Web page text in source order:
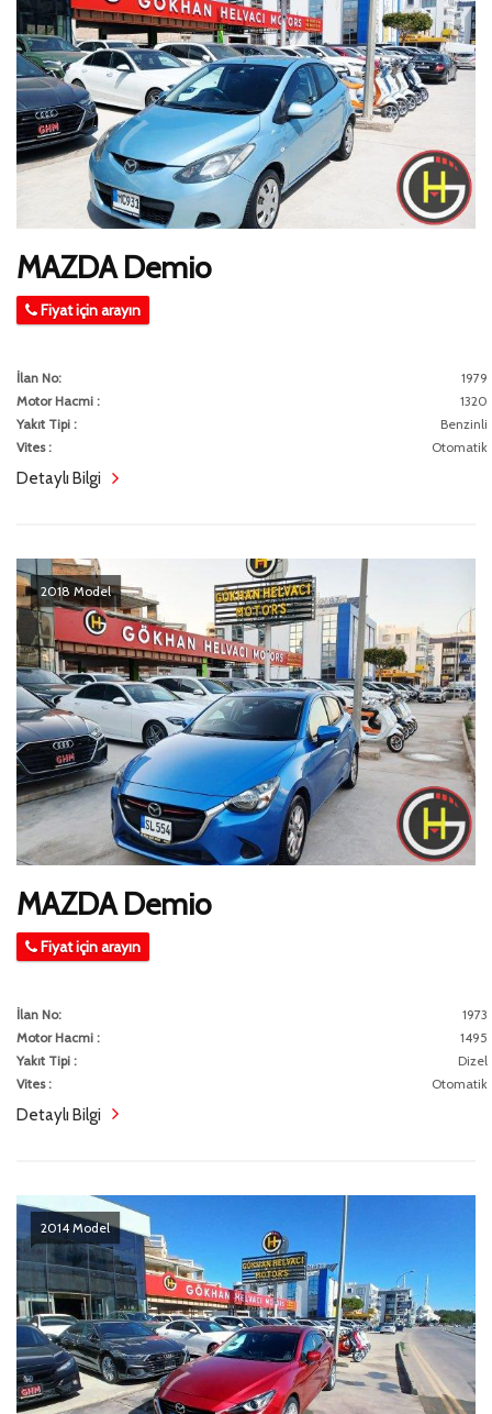
MAZDA Demio
Fiyat için arayın
İlan No:
1979
Motor Hacmi :
1320
Yakıt Tipi :
Benzinli
Vites :
Otomatik
Detaylı Bilgi
2018 Model
MAZDA Demio
Fiyat için arayın
İlan No:
1973
Motor Hacmi :
1495
Yakıt Tipi :
Dizel
Vites :
Otomatik
Detaylı Bilgi
2014 Model